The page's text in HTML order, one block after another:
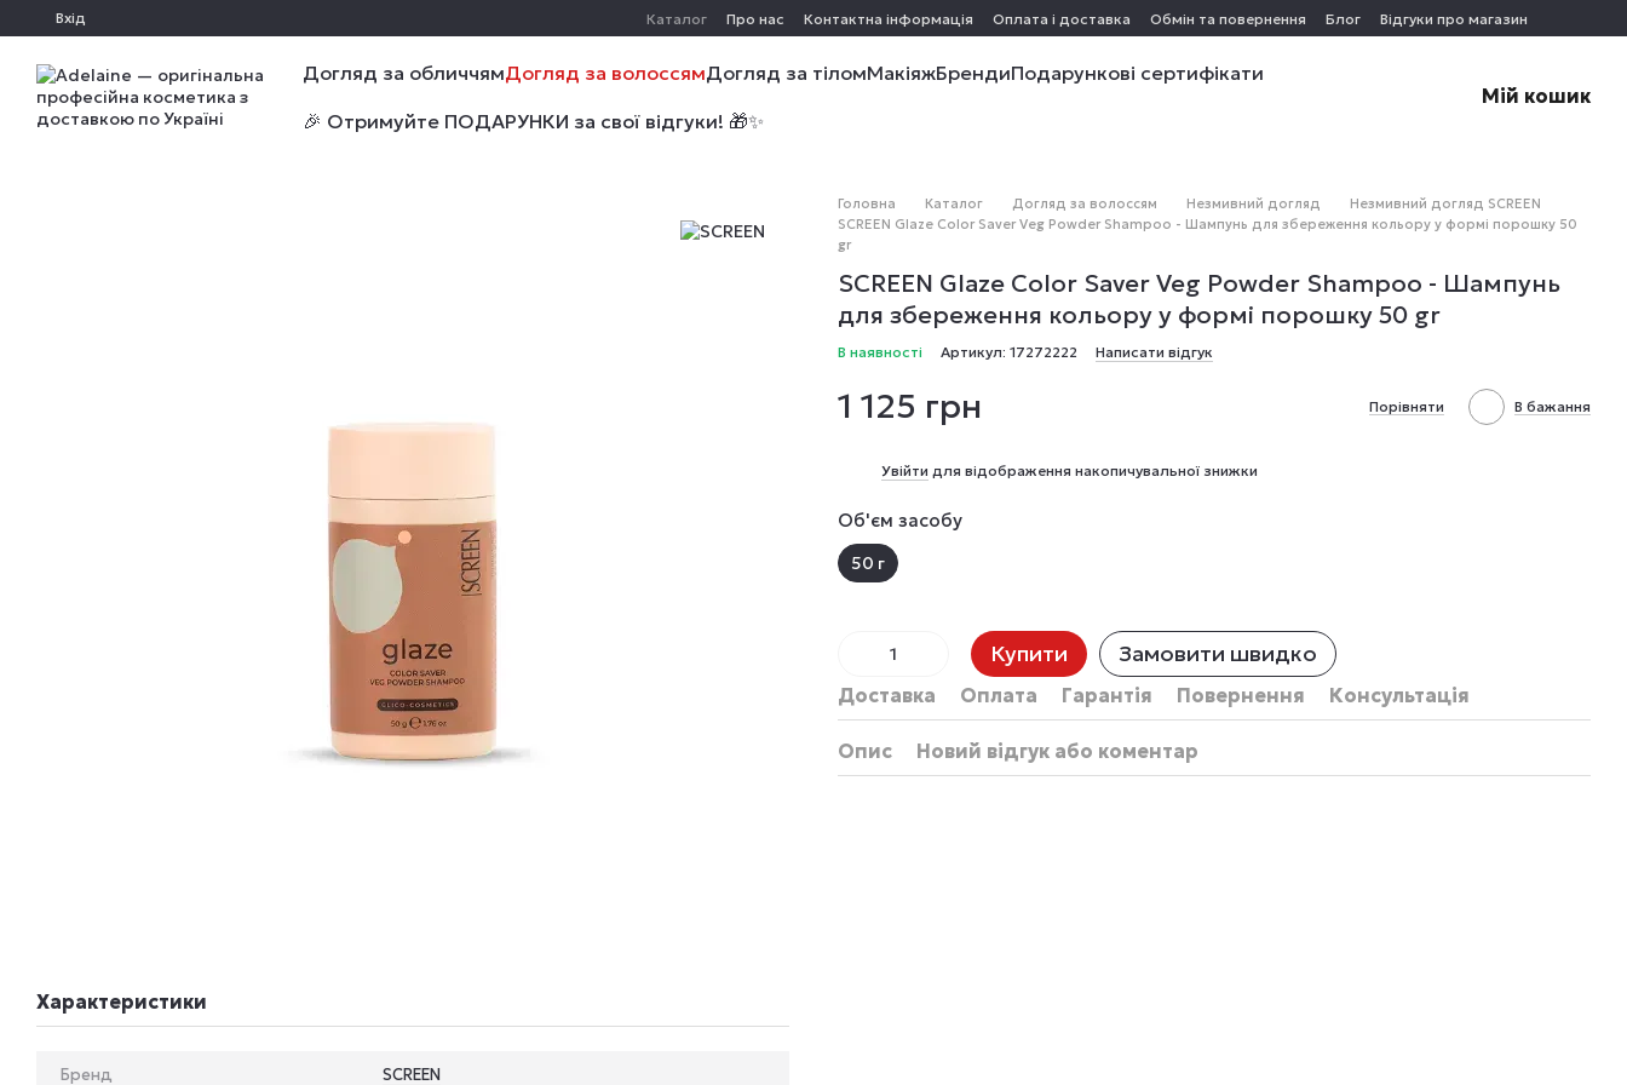
Перейти до основного контенту
Вхід Каталог Про нас Контактна інформація Оплата і доставка Обмін та повернення Блог Відгуки про магазин
Догляд за обличчямДогляд за волоссямДогляд за тіломМакіяжБрендиПодарункові сертифікати
🎉 Отримуйте ПОДАРУНКИ за свої відгуки! 🎁✨
Мій кошик
Характеристики
Бренд SCREEN
Головна Каталог Догляд за волоссям Незмивний догляд
Незмивний догляд SCREEN
SCREEN Glaze Color Saver Veg Powder Shampoo - Шампунь для збереження кольору у формі порошку 50
gr
SCREEN Glaze Color Saver Veg Powder Shampoo - Шампунь
для збереження кольору у формі порошку 50 gr
В наявності Артикул: 17272222 Написати відгук
1 125 грн Порівняти В бажання
Увійти для відображення накопичувальної знижки
Об'єм засобу
50 г
Купити Замовити швидко
Доставка Оплата Гарантія Повернення Консультація
Опис Новий відгук або коментар